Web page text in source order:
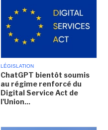
LÉGISLATION
ChatGPT bientôt soumis
au régime renforcé du
Digital Service Act de
l'Union...